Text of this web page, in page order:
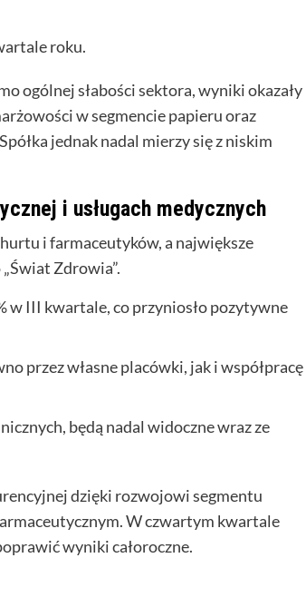
roku.
ogólnej słabości sektora, wyniki okazały
w segmencie papieru oraz
jednak nadal mierzy się z niskim
i usługach medycznych
i farmaceutyków, a największe
Zdrowia”.
w III kwartale, co przyniosło pozytywne
przez własne placówki, jak i współpracę
będą nadal widoczne wraz ze
dzięki rozwojowi segmentu
W czwartym kwartale
wyniki całoroczne.